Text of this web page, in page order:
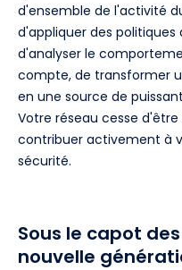
d'ensemble de l'activité
d'appliquer des
d'analyser le
compte, de transformer
en une source de
Votre réseau cesse
contribuer activement à
sécurité.
Sous le capot
nouvelle